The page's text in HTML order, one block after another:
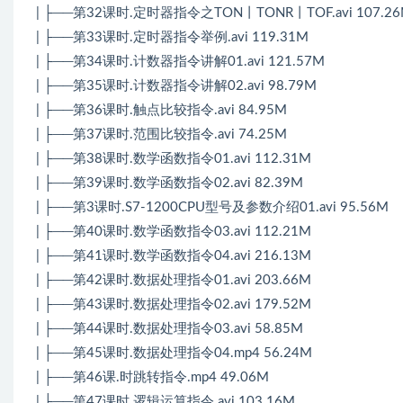
| ├──第32课时.定时器指令之TON丨TONR丨TOF.avi
| ├──第33课时.定时器指令举例.avi 119.31M
| ├──第34课时.计数器指令讲解01.avi 121.57M
| ├──第35课时.计数器指令讲解02.avi 98.79M
| ├──第36课时.触点比较指令.avi 84.95M
| ├──第37课时.范围比较指令.avi 74.25M
| ├──第38课时.数学函数指令01.avi 112.31M
| ├──第39课时.数学函数指令02.avi 82.39M
| ├──第3课时.S7-1200CPU型号及参数介绍01.avi 95.56M
| ├──第40课时.数学函数指令03.avi 112.21M
| ├──第41课时.数学函数指令04.avi 216.13M
| ├──第42课时.数据处理指令01.avi 203.66M
| ├──第43课时.数据处理指令02.avi 179.52M
| ├──第44课时.数据处理指令03.avi 58.85M
| ├──第45课时.数据处理指令04.mp4 56.24M
| ├──第46课.时跳转指令.mp4 49.06M